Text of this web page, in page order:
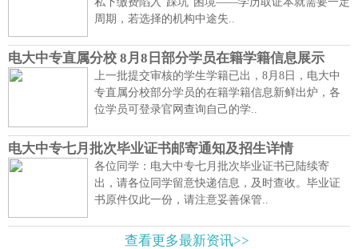
周期，若选择的机构中途失..
电大中专直属分校 8月8日部分学员在籍学籍信息展示
上一批提交审核的学生学籍已出，8月8日，电大中
专直属分校部分学员的在籍学籍信息新鲜出炉，各
位学员可登录官网查询自己的学..
电大中专七月批次毕业证书邮寄通知及招生详情
各位同学：电大中专七月批次毕业证书已陆续寄
出，请各位同学留意快递信息，及时查收。毕业证
书原件仅此一份，请注意妥善保管..
查看更多最新资讯>>